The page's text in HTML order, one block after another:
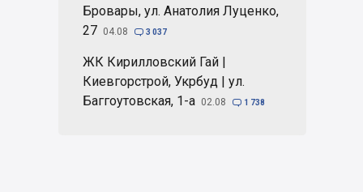
Бровары, ул. Анатолия Луценко,
27 04.08  3 037
ЖК Кирилловский Гай |
Киевгорстрой, Укрбуд | ул.
Баггоутовская, 1-а 02.08  1 738